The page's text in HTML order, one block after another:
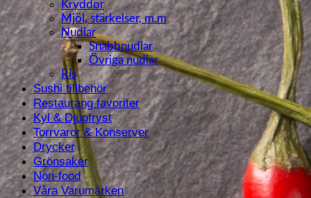
Kryddor
Mjöl, stärkelser, m.m
Nudlar
Snabbnudlar
Övriga nudlar
Ris
Sushi tillbehör
Restaurang favoriter
Kyl & Djupfryst
Torrvaror & Konserver
Drycker
Grönsaker
Non-food
Våra Varumärken